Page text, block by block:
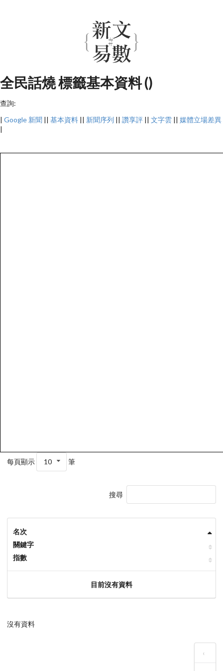
全民話燒 標籤基本資料 ()
查詢:
| Google 新聞 || 基本資料 || 新聞序列 || 讚享評 || 文字雲 || 媒體立場差異
|
每頁顯示 10 筆
搜尋
名次
關鍵字
指數
目前沒有資料
沒有資料
‹